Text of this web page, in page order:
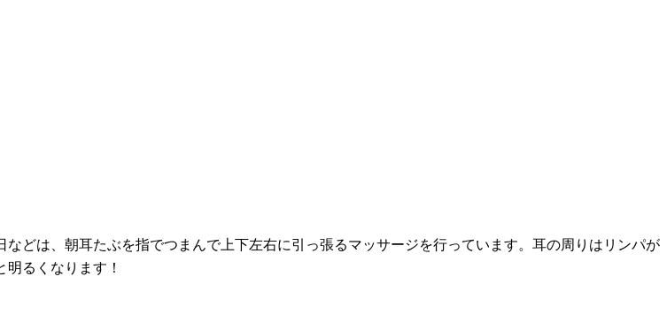
どは、朝耳たぶを指でつまんで上下左右に引っ張るマッサージを行っています。耳の周りはリンパが
るくなります！